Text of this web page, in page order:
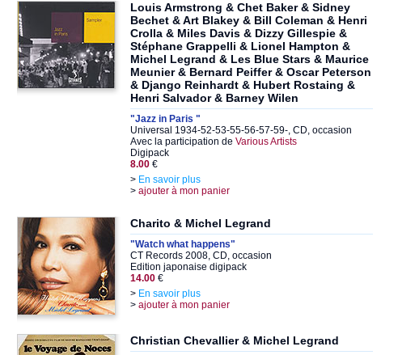
Louis Armstrong & Chet Baker & Sidney
Bechet & Art Blakey & Bill Coleman & Henri
Crolla & Miles Davis & Dizzy Gillespie &
Stéphane Grappelli & Lionel Hampton &
Michel Legrand & Les Blue Stars & Maurice
Meunier & Bernard Peiffer & Oscar Peterson
& Django Reinhardt & Hubert Rostaing &
Henri Salvador & Barney Wilen
"Jazz in Paris "
Universal 1934-52-53-55-56-57-59-, CD, occasion
Avec la participation de Various Artists
Digipack
8.00 €
> En savoir plus
> ajouter à mon panier
Charito & Michel Legrand
"Watch what happens"
CT Records 2008, CD, occasion
Edition japonaise digipack
14.00 €
> En savoir plus
> ajouter à mon panier
Christian Chevallier & Michel Legrand